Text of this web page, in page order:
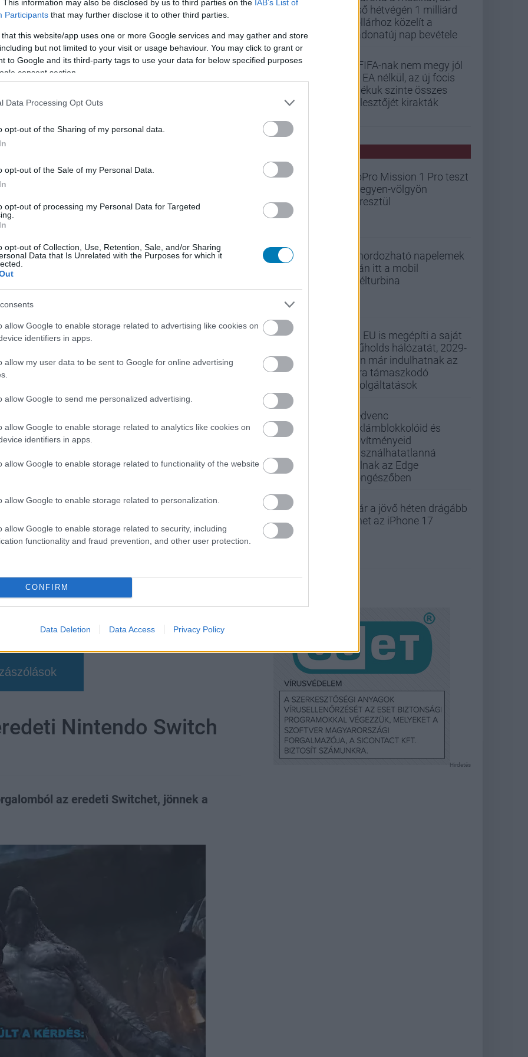
This information may also be disclosed by us to third parties on the IAB’s List of
Participants that may further disclose it to other third parties.
that this website/app uses one or more Google services and may gather and store
but not limited to your visit or usage behaviour. You may click to grant or
to Google and its third-party tags to use your data for below specified purposes
consent section.
Data Processing Opt Outs
opt-out of the Sharing of my personal data.
opt-out of the Sale of my Personal Data.
opt-out of processing my Personal Data for Targeted
opt-out of Collection, Use, Retention, Sale, and/or Sharing
Data that Is Unrelated with the Purposes for which it
allow Google to enable storage related to advertising like cookies on
identifiers in apps.
allow my user data to be sent to Google for online advertising
allow Google to send me personalized advertising.
allow Google to enable storage related to analytics like cookies on
identifiers in apps.
allow Google to enable storage related to functionality of the website
allow Google to enable storage related to personalization.
allow Google to enable storage related to security, including
functionality and fraud prevention, and other user protection.
CONFIRM
Data Deletion Data Access Privacy Policy
még akkor sem, ha az Xbox ma már a konzolok
de nagyon sok Minecraft, Call of Duty és Candy
valószínűleg most is csak azért szúrt ennyire
arról volt szó, hogy az Xbox kirak 3200 embert.
hangulata – Jön a második forduló! (X)
#asha sharma
Nintendo Switch
az eredeti Switchet, jönnek a
első hétvégén 1 milliárd
dollárhoz közelít a
Vadonatúj nap bevétele
A FIFA-nak nem megy jól
az EA nélkül, az új focis
játékuk szinte összes
fejlesztőjét kirakták
GoPro Mission 1 Pro teszt
- hegyen-völgyön
keresztül
A hordozható napelemek
után itt a mobil
szélturbina
Az EU is megépíti a saját
műholds hálózatát, 2029-
ben már indulhatnak az
arra támaszkodó
szolgáltatások
Kedvenc
reklámblokkolóid és
bővítményeid
használhatatlanná
válnak az Edge
böngészőben
Már a jövő héten drágább
lehet az iPhone 17
Hirdetés